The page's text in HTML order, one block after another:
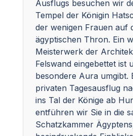
Ausflugs besuchen wir
Tempel der Königin
der wenigen Frauen auf
ägyptischen Thron. Ein
Meisterwerk der
Felswand eingebettet ist
besondere Aura umgibt.
privaten Tagesausflug
ins Tal der Könige ab
entführen wir Sie in die
Schatzkammer